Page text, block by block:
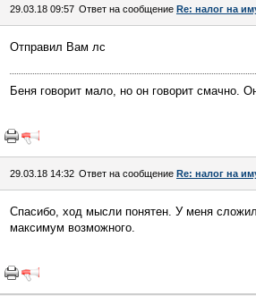
29.03.18 09:57 Ответ на сообщение Re: налог на
Отправил Вам лс
Беня говорит мало, но он говорит смачно.
29.03.18 14:32 Ответ на сообщение Re: налог на
Спасибо, ход мысли понятен. У меня
максимум возможного.